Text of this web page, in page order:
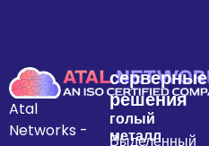
Atal
Networks -
серверные
решения
голый
металл
Выделенный